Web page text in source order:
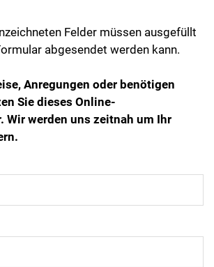
Felder müssen ausgefüllt
abgesendet werden kann.
Anregungen oder benötigen
Sie dieses Online-
Wir werden uns zeitnah um Ihr